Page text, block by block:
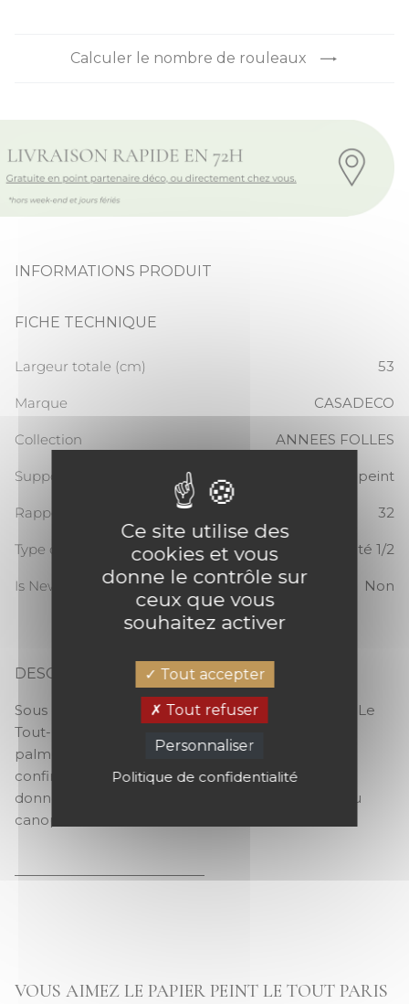
Calculer le nombre de rouleaux
INFORMATIONS PRODUIT
FICHE TECHNIQUE
Largeur totale (cm) 53
Marque CASADECO
Collection ANNEES FOLLES
Support Papier peint
Rapport Vertical 32
Type de raccord Raccord sauté 1/2
Is New Non
DESCRIPTION
LE TOUT PARIS
Sous les palmes dorées. D’une grande préciosité, Le
Tout-Paris s’enveloppe d’un motif XL de grandes
palmes relevées d’un irisé doré ou argenté. Pour
confirmer cette impression végétale, le nuancier
donne la priorité à des verts délicats : olive, kaki ou
canopée.
VOUS AIMEZ LE PAPIER PEINT LE TOUT PARIS
Ce site utilise des
cookies et vous
donne le contrôle sur
ceux que vous
souhaitez activer
Tout accepter
Tout refuser
Personnaliser
Politique de confidentialité